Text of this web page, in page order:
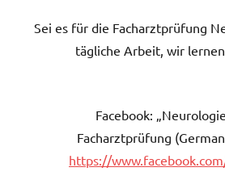
Sei es für die Facharztprüfung
tägliche Arbeit, wir
• Facebook:
Facharztprüfung
https://